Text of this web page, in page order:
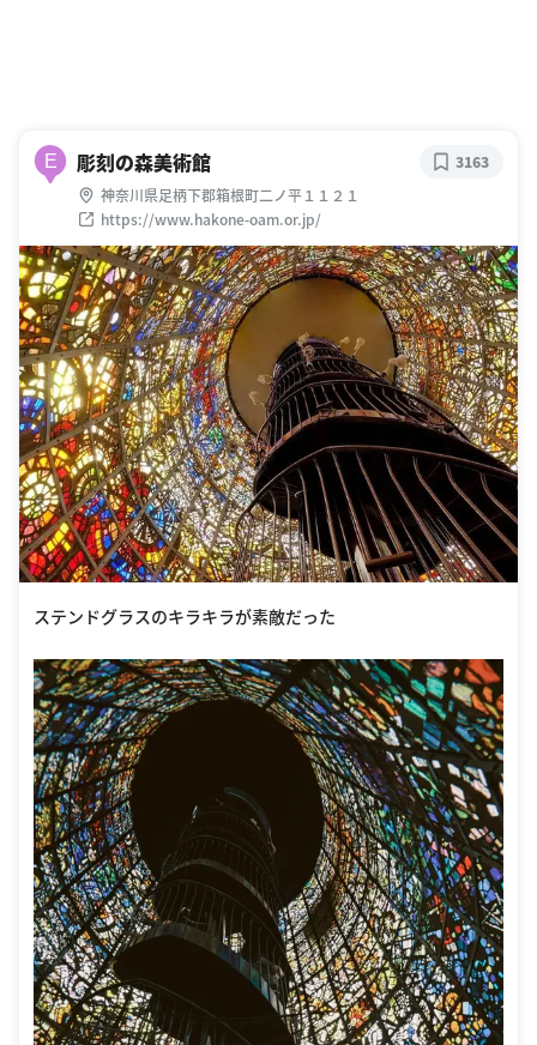
E 彫刻の森美術館
神奈川県足柄下郡箱根町二ノ平１１２１
https://www.hakone-oam.or.jp/
3163
ステンドグラスのキラキラが素敵だった